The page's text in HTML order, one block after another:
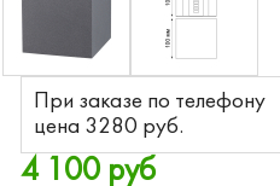
При заказе по телефону
цена 3280 pyб.
4 100 руб